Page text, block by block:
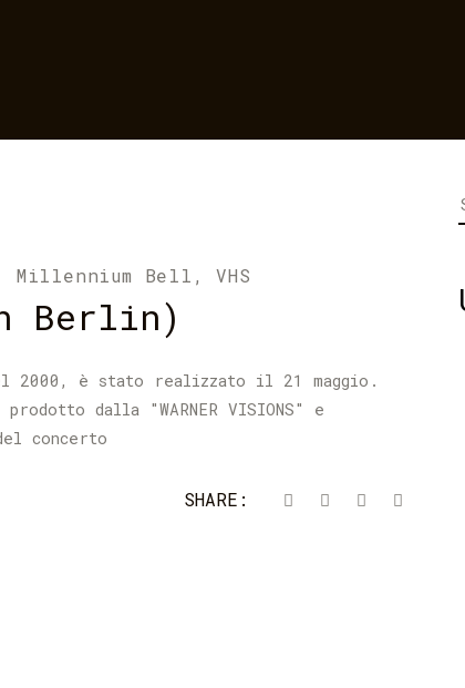
Millennium Bell ,VHS
Berlin)
2000, è stato realizzato il 21 maggio.
dalla "WARNER VISIONS" e
concerto
SHARE: